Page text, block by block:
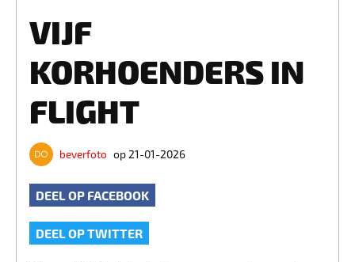
VIJF
KORHOENDERS IN
FLIGHT
beverfoto op 21-01-2026
DEEL OP FACEBOOK
DEEL OP TWITTER